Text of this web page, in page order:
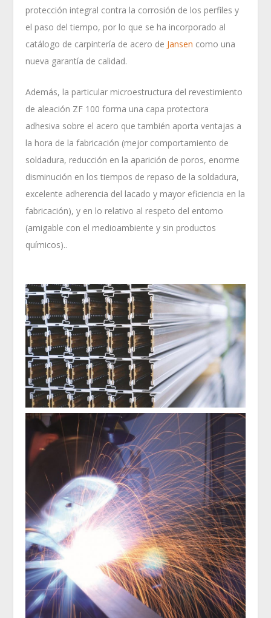
protección integral contra la corrosión de los perfiles y
el paso del tiempo, por lo que se ha incorporado al
catálogo de carpintería de acero de Jansen como una
nueva garantía de calidad.
Además, la particular microestructura del revestimiento
de aleación ZF 100 forma una capa protectora
adhesiva sobre el acero que también aporta ventajas a
la hora de la fabricación (mejor comportamiento de
soldadura, reducción en la aparición de poros, enorme
disminución en los tiempos de repaso de la soldadura,
excelente adherencia del lacado y mayor eficiencia en la
fabricación), y en lo relativo al respeto del entorno
(amigable con el medioambiente y sin productos
químicos)..